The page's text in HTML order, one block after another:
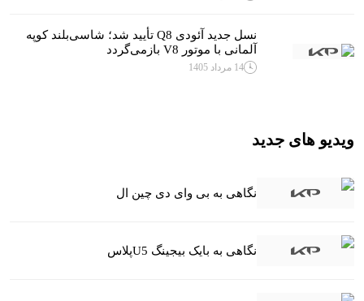
نسل جدید آئودی Q8 تأیید شد؛ شاسی‌بلند کوپه
آلمانی با موتور V8 بازمی‌گردد
14 مرداد 1405
ویدیو های جدید
نگاهی به بی وای دی چین ال
نگاهی به بایک بیجینگ U5پلاس